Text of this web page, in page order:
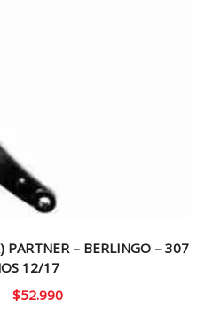
PARTNER – BERLINGO – 307
12/17
El
$52.990El